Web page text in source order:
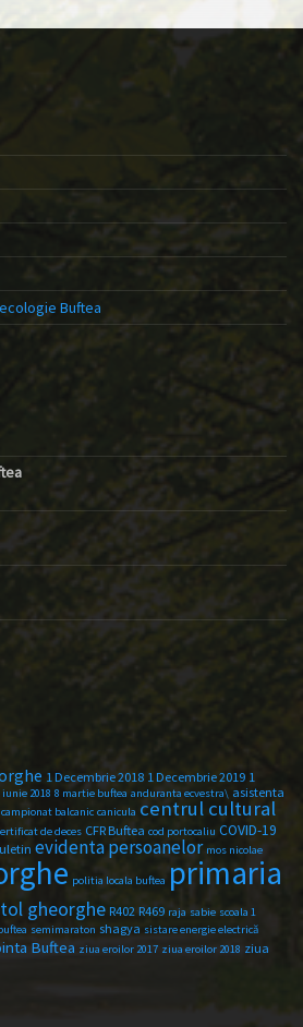
Buftea
1 Decembrie 2018 1 Decembrie 2019 1
iunie 2018 8 martie buftea anduranta ecvestra\ asistenta
campionat balcanic canicula centrul cultural
de deces CFR Buftea cod portocaliu COVID-19
evidenta persoanelor mos nicolae
politia locala buftea primaria
gheorghe R402 R469 raja sabie scoala 1
semimaraton shagya sistare energie electrică
Buftea ziua eroilor 2017 ziua eroilor 2018 ziua